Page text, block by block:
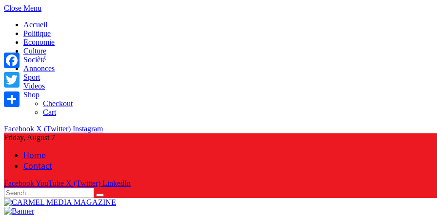
Close Menu
Accueil
Politique
Economie
Culture
Socièté
Annonces
Sport
Videos
Shop
Checkout
Cart
Facebook X (Twitter) Instagram
Friday, August 7
Home
Contact
FacebookYouTube X (Twitter) LinkedIn
Facebook
Twitter